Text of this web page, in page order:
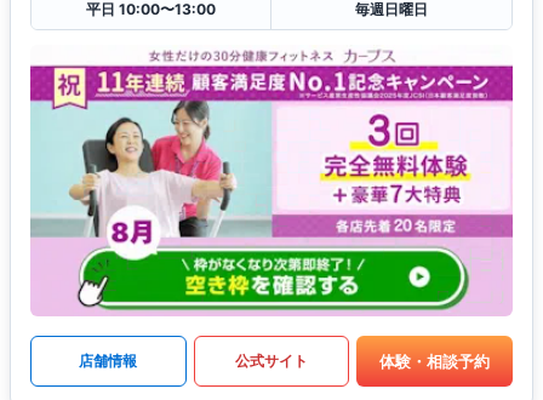
平日 10:00〜13:00
毎週日曜日
店舗情報 公式サイト 体験・相談予約